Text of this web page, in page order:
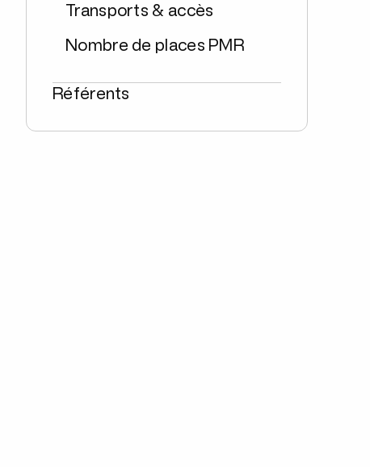
Transports & accès
Nombre de places PMR
Référents